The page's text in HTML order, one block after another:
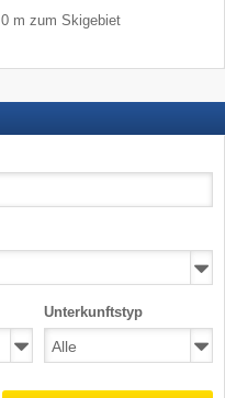
0 m zum Skigebiet
Unterkunftstyp